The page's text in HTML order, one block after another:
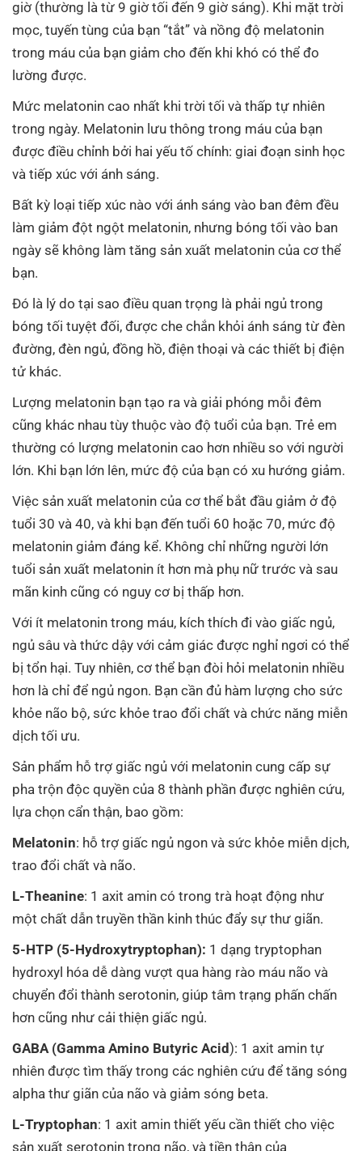
giờ (thường là từ 9 giờ tối đến 9 giờ sáng). Khi mặt trời
mọc, tuyến tùng của bạn “tắt” và nồng độ melatonin
trong máu của bạn giảm cho đến khi khó có thể đo
lường được.
Mức melatonin cao nhất khi trời tối và thấp tự nhiên
trong ngày. Melatonin lưu thông trong máu của bạn
được điều chỉnh bởi hai yếu tố chính: giai đoạn sinh học
và tiếp xúc với ánh sáng.
Bất kỳ loại tiếp xúc nào với ánh sáng vào ban đêm đều
làm giảm đột ngột melatonin, nhưng bóng tối vào ban
ngày sẽ không làm tăng sản xuất melatonin của cơ thể
bạn.
Đó là lý do tại sao điều quan trọng là phải ngủ trong
bóng tối tuyệt đối, được che chắn khỏi ánh sáng từ đèn
đường, đèn ngủ, đồng hồ, điện thoại và các thiết bị điện
tử khác.
Lượng melatonin bạn tạo ra và giải phóng mỗi đêm
cũng khác nhau tùy thuộc vào độ tuổi của bạn. Trẻ em
thường có lượng melatonin cao hơn nhiều so với người
lớn. Khi bạn lớn lên, mức độ của bạn có xu hướng giảm.
Việc sản xuất melatonin của cơ thể bắt đầu giảm ở độ
tuổi 30 và 40, và khi bạn đến tuổi 60 hoặc 70, mức độ
melatonin giảm đáng kể. Không chỉ những người lớn
tuổi sản xuất melatonin ít hơn mà phụ nữ trước và sau
mãn kinh cũng có nguy cơ bị thấp hơn.
Với ít melatonin trong máu, kích thích đi vào giấc ngủ,
ngủ sâu và thức dậy với cảm giác được nghỉ ngơi có thể
bị tổn hại. Tuy nhiên, cơ thể bạn đòi hỏi melatonin nhiều
hơn là chỉ để ngủ ngon. Bạn cần đủ hàm lượng cho sức
khỏe não bộ, sức khỏe trao đổi chất và chức năng miễn
dịch tối ưu.
Sản phẩm hỗ trợ giấc ngủ với melatonin cung cấp sự
pha trộn độc quyền của 8 thành phần được nghiên cứu,
lựa chọn cẩn thận, bao gồm:
Melatonin: hỗ trợ giấc ngủ ngon và sức khỏe miễn dịch,
trao đổi chất và não.
L-Theanine: 1 axit amin có trong trà hoạt động như
một chất dẫn truyền thần kinh thúc đẩy sự thư giãn.
5-HTP (5-Hydroxytryptophan): 1 dạng tryptophan
hydroxyl hóa dễ dàng vượt qua hàng rào máu não và
chuyển đổi thành serotonin, giúp tâm trạng phấn chấn
hơn cũng như cải thiện giấc ngủ.
GABA (Gamma Amino Butyric Acid): 1 axit amin tự
nhiên được tìm thấy trong các nghiên cứu để tăng sóng
alpha thư giãn của não và giảm sóng beta.
L-Tryptophan: 1 axit amin thiết yếu cần thiết cho việc
sản xuất serotonin trong não, và tiền thân của